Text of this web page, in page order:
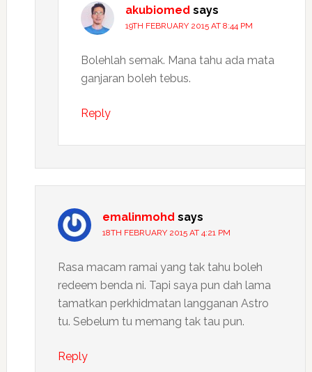
akubiomed says
19TH FEBRUARY 2015 AT 8:44 PM
Bolehlah semak. Mana tahu ada mata
ganjaran boleh tebus.
Reply
emalinmohd says
18TH FEBRUARY 2015 AT 4:21 PM
Rasa macam ramai yang tak tahu boleh
redeem benda ni. Tapi saya pun dah lama
tamatkan perkhidmatan langganan Astro
tu. Sebelum tu memang tak tau pun.
Reply